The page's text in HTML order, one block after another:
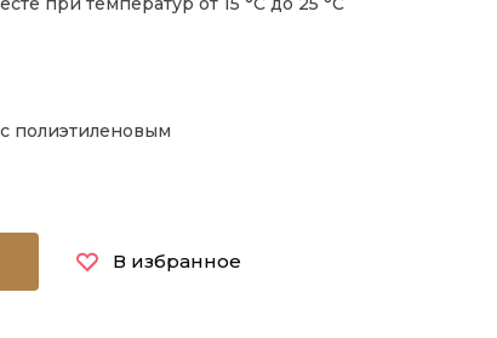
полиэтиленовым
В избранное